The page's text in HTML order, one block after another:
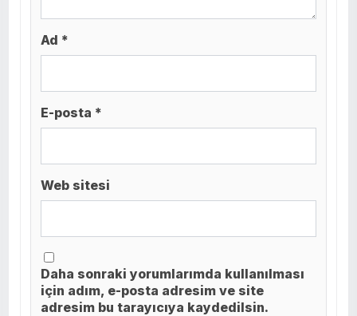
Ad *
E-posta *
Web sitesi
Daha sonraki yorumlarımda kullanılması
için adım, e-posta adresim ve site
adresim bu tarayıcıya kaydedilsin.